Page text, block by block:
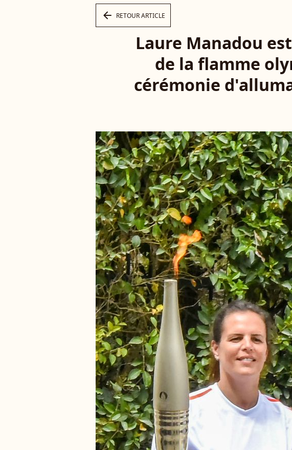
arrow_left RETOUR ARTICLE
Laure Manadou
de la flamme
cérémonie